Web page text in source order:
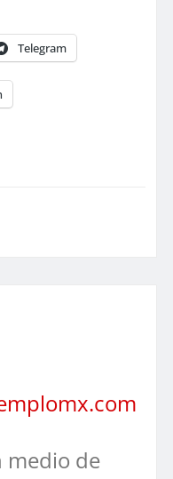
Telegram
medio de